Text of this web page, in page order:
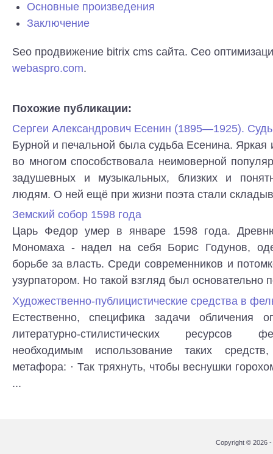
Основные произведения
Заключение
Seo продвижение bitrix cms сайта. Сео
webaspro.com.
Похожие публикации:
Сергеи Александрович Есенин (1895—1925).
Бурной и печальной была судьба Есенина. Яркая
во мно­гом способствовала неимоверной
задушевных и музыкальных, близких и
людям. О ней ещё при жизни поэта стали
Земский собор 1598 года
Царь Федор умер в январе 1598 года.
Мономаха - надел на себя Борис Годунов,
борьбе за власть. Среди современников и
узурпатором. Но такой взгляд был основательно
Художественно-публицистические средства в
Естественно, специфика задачи обличения
литературно-стилистических ресурсов
необходимым использование таких
метафора: · Так тряхнуть, чтобы веснушки
...
Copyright © 2026 -